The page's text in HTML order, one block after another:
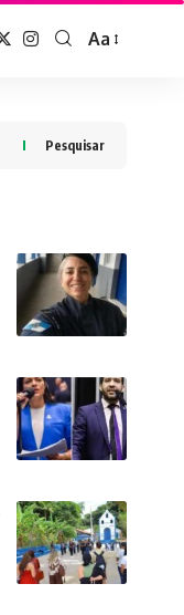
Font
Aa
Pesquisar